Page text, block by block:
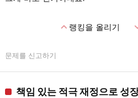
expand_less랭킹을 올리기
문제를 신고하기
책임 있는 적극 재정으로 성